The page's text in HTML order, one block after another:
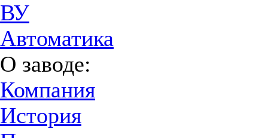
ВУ
Автоматика
О заводе:
Компания
История